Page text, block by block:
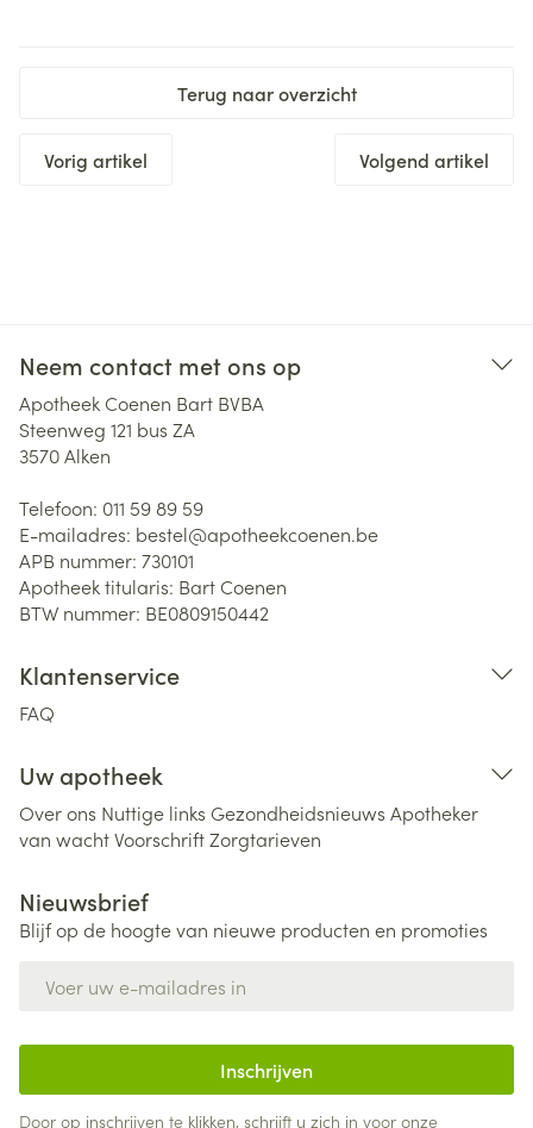
Terug naar overzicht
Vorig artikel Volgend artikel
Neem contact met ons op
Apotheek Coenen Bart BVBA
Steenweg 121 bus ZA
3570Alken
Telefoon: 011 59 89 59
E-mailadres: bestel@apotheekcoenen.be
APB nummer: 730101
Apotheek titularis: Bart Coenen
BTW nummer: BE0809150442
Klantenservice
FAQ
Uw apotheek
Over ons Nuttige links Gezondheidsnieuws Apotheker
van wachtVoorschriftZorgtarieven
Nieuwsbrief
Blijf op de hoogte van nieuwe producten en promoties
Inschrijven
Door op inschrijven te klikken, schrijft u zich in voor onze